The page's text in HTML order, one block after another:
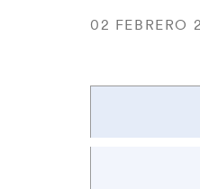
02 FEBRERO